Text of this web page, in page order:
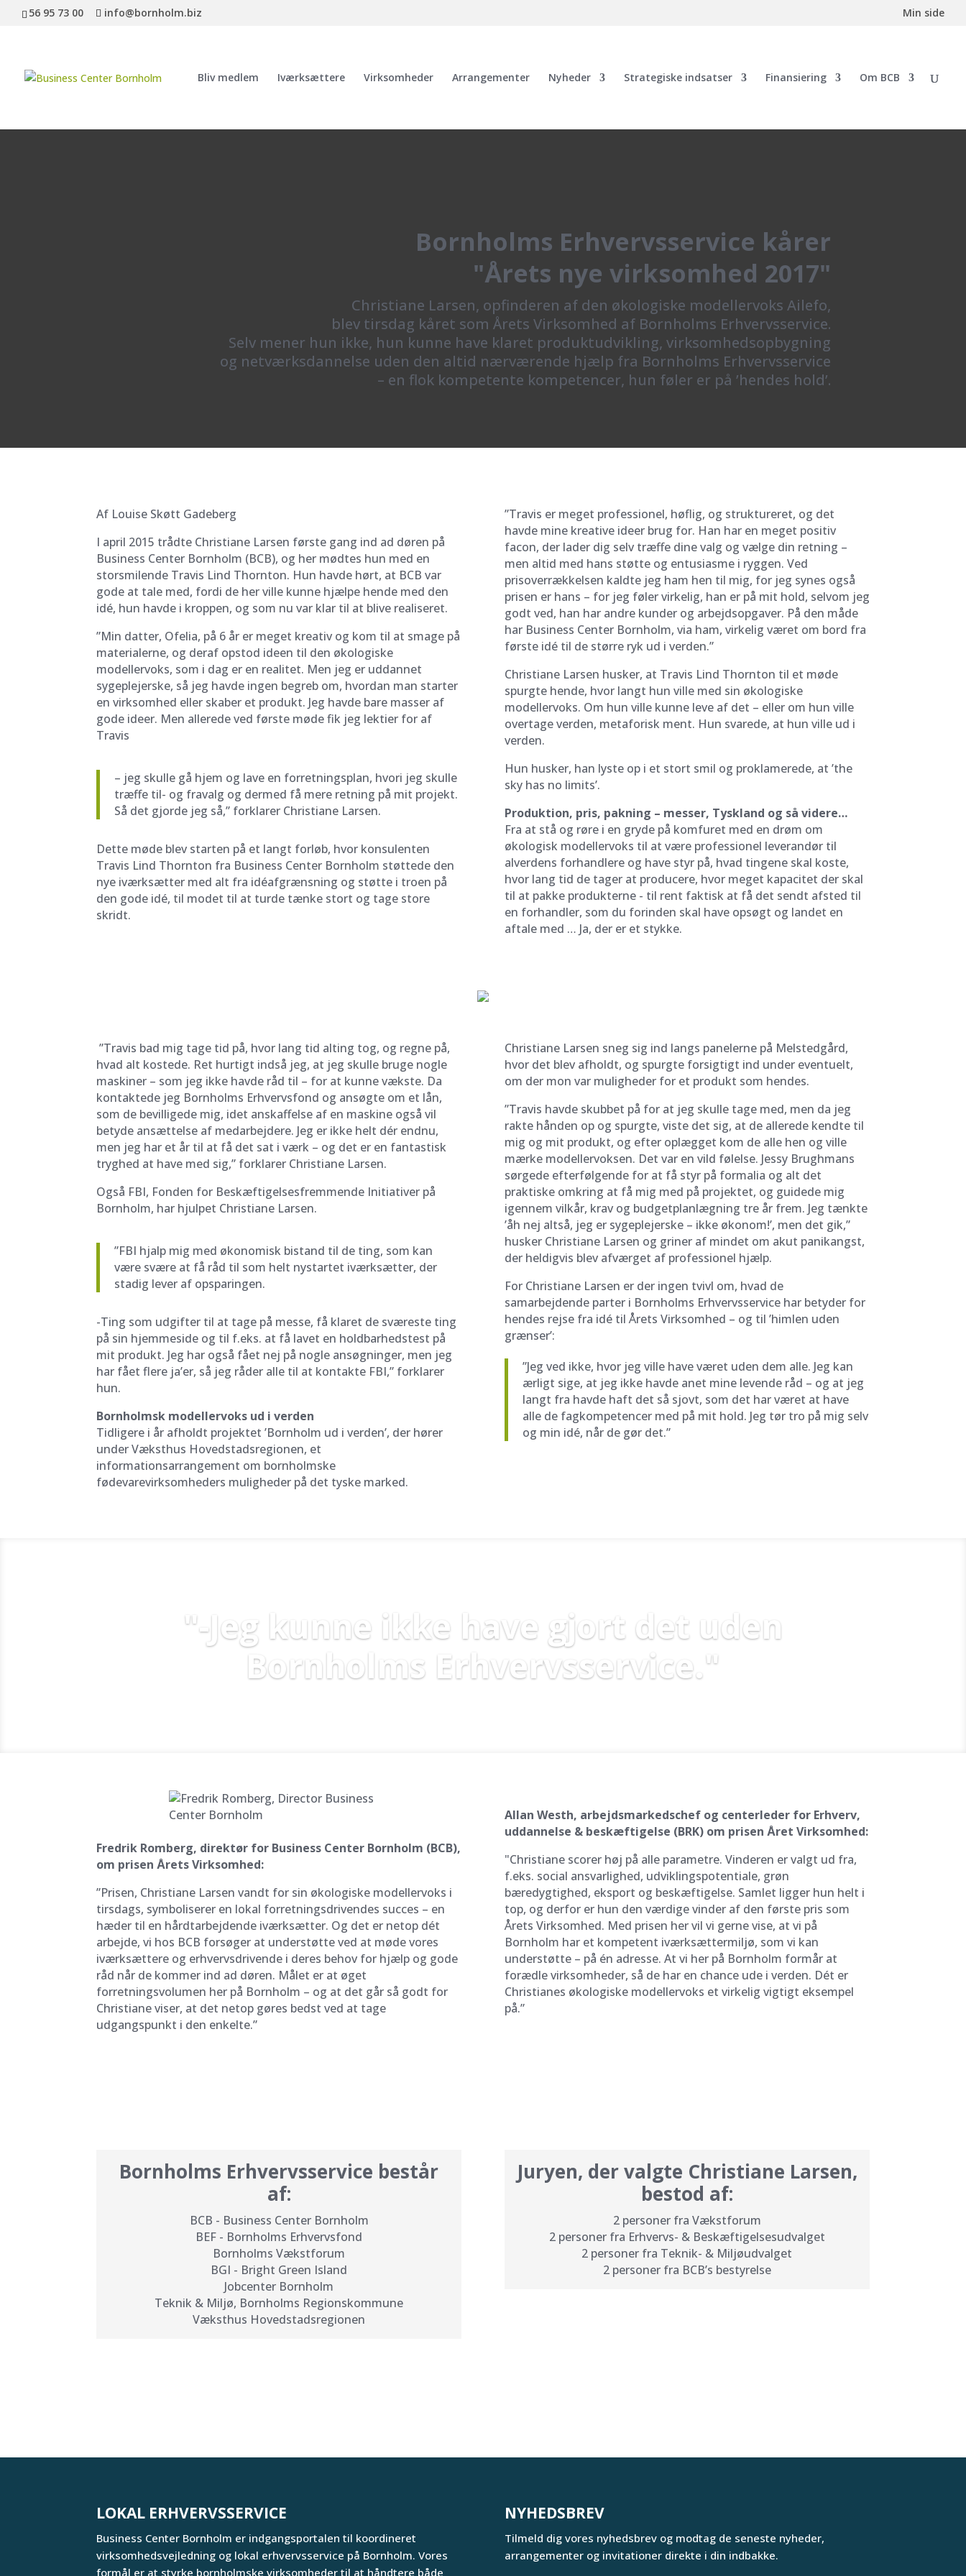
56 95 73 00 info@bornholm.biz Min side
Bliv medlem Iværksættere Virksomheder Arrangementer Nyheder Strategiske indsatser Finansiering Om BCB
Bornholms Erhvervsservice kårer
"Årets nye virksomhed 2017"
Christiane Larsen, opfinderen af den økologiske modellervoks Ailefo,
blev tirsdag kåret som Årets Virksomhed af Bornholms Erhvervsservice.
Selv mener hun ikke, hun kunne have klaret produktudvikling, virksomhedsopbygning
og netværksdannelse uden den altid nærværende hjælp fra Bornholms Erhvervsservice
– en flok kompetente kompetencer, hun føler er på ’hendes hold’.
Af Louise Skøtt Gadeberg
I april 2015 trådte Christiane Larsen første gang ind ad døren på
Business Center Bornholm (BCB), og her mødtes hun med en
storsmilende Travis Lind Thornton. Hun havde hørt, at BCB var
gode at tale med, fordi de her ville kunne hjælpe hende med den
idé, hun havde i kroppen, og som nu var klar til at blive realiseret.
”Min datter, Ofelia, på 6 år er meget kreativ og kom til at smage på
materialerne, og deraf opstod ideen til den økologiske
modellervoks, som i dag er en realitet. Men jeg er uddannet
sygeplejerske, så jeg havde ingen begreb om, hvordan man starter
en virksomhed eller skaber et produkt. Jeg havde bare masser af
gode ideer. Men allerede ved første møde fik jeg lektier for af
Travis
– jeg skulle gå hjem og lave en forretningsplan, hvori jeg skulle
træffe til- og fravalg og dermed få mere retning på mit projekt.
Så det gjorde jeg så,” forklarer Christiane Larsen.
Dette møde blev starten på et langt forløb, hvor konsulenten
Travis Lind Thornton fra Business Center Bornholm støttede den
nye iværksætter med alt fra idéafgrænsning og støtte i troen på
den gode idé, til modet til at turde tænke stort og tage store
skridt.
”Travis er meget professionel, høflig, og struktureret, og det
havde mine kreative ideer brug for. Han har en meget positiv
facon, der lader dig selv træffe dine valg og vælge din retning –
men altid med hans støtte og entusiasme i ryggen. Ved
prisoverrækkelsen kaldte jeg ham hen til mig, for jeg synes også
prisen er hans – for jeg føler virkelig, han er på mit hold, selvom jeg
godt ved, han har andre kunder og arbejdsopgaver. På den måde
har Business Center Bornholm, via ham, virkelig været om bord fra
første idé til de større ryk ud i verden.”
Christiane Larsen husker, at Travis Lind Thornton til et møde
spurgte hende, hvor langt hun ville med sin økologiske
modellervoks. Om hun ville kunne leve af det – eller om hun ville
overtage verden, metaforisk ment. Hun svarede, at hun ville ud i
verden.
Hun husker, han lyste op i et stort smil og proklamerede, at ’the
sky has no limits’.
Produktion, pris, pakning – messer, Tyskland og så videre…
Fra at stå og røre i en gryde på komfuret med en drøm om
økologisk modellervoks til at være professionel leverandør til
alverdens forhandlere og have styr på, hvad tingene skal koste,
hvor lang tid de tager at producere, hvor meget kapacitet der skal
til at pakke produkterne - til rent faktisk at få det sendt afsted til
en forhandler, som du forinden skal have opsøgt og landet en
aftale med … Ja, der er et stykke.
”Travis bad mig tage tid på, hvor lang tid alting tog, og regne på,
hvad alt kostede. Ret hurtigt indså jeg, at jeg skulle bruge nogle
maskiner – som jeg ikke havde råd til – for at kunne vækste. Da
kontaktede jeg Bornholms Erhvervsfond og ansøgte om et lån,
som de bevilligede mig, idet anskaffelse af en maskine også vil
betyde ansættelse af medarbejdere. Jeg er ikke helt dér endnu,
men jeg har et år til at få det sat i værk – og det er en fantastisk
tryghed at have med sig,” forklarer Christiane Larsen.
Også FBI, Fonden for Beskæftigelsesfremmende Initiativer på
Bornholm, har hjulpet Christiane Larsen.
”FBI hjalp mig med økonomisk bistand til de ting, som kan
være svære at få råd til som helt nystartet iværksætter, der
stadig lever af opsparingen.
-Ting som udgifter til at tage på messe, få klaret de sværeste ting
på sin hjemmeside og til f.eks. at få lavet en holdbarhedstest på
mit produkt. Jeg har også fået nej på nogle ansøgninger, men jeg
har fået flere ja’er, så jeg råder alle til at kontakte FBI,” forklarer
hun.
Bornholmsk modellervoks ud i verden
Tidligere i år afholdt projektet ’Bornholm ud i verden’, der hører
under Væksthus Hovedstadsregionen, et
informationsarrangement om bornholmske
fødevarevirksomheders muligheder på det tyske marked.
Christiane Larsen sneg sig ind langs panelerne på Melstedgård,
hvor det blev afholdt, og spurgte forsigtigt ind under eventuelt,
om der mon var muligheder for et produkt som hendes.
”Travis havde skubbet på for at jeg skulle tage med, men da jeg
rakte hånden op og spurgte, viste det sig, at de allerede kendte til
mig og mit produkt, og efter oplægget kom de alle hen og ville
mærke modellervoksen. Det var en vild følelse. Jessy Brughmans
sørgede efterfølgende for at få styr på formalia og alt det
praktiske omkring at få mig med på projektet, og guidede mig
igennem vilkår, krav og budgetplanlægning tre år frem. Jeg tænkte
’åh nej altså, jeg er sygeplejerske – ikke økonom!’, men det gik,”
husker Christiane Larsen og griner af mindet om akut panikangst,
der heldigvis blev afværget af professionel hjælp.
For Christiane Larsen er der ingen tvivl om, hvad de
samarbejdende parter i Bornholms Erhvervsservice har betyder for
hendes rejse fra idé til Årets Virksomhed – og til ’himlen uden
grænser’:
”Jeg ved ikke, hvor jeg ville have været uden dem alle. Jeg kan
ærligt sige, at jeg ikke havde anet mine levende råd – og at jeg
langt fra havde haft det så sjovt, som det har været at have
alle de fagkompetencer med på mit hold. Jeg tør tro på mig selv
og min idé, når de gør det.”
"-Jeg kunne ikke have gjort det uden
Bornholms Erhvervsservice."
Fredrik Romberg, direktør for Business Center Bornholm (BCB),
om prisen Årets Virksomhed:
”Prisen, Christiane Larsen vandt for sin økologiske modellervoks i
tirsdags, symboliserer en lokal forretningsdrivendes succes – en
hæder til en hårdtarbejdende iværksætter. Og det er netop dét
arbejde, vi hos BCB forsøger at understøtte ved at møde vores
iværksættere og erhvervsdrivende i deres behov for hjælp og gode
råd når de kommer ind ad døren. Målet er at øget
forretningsvolumen her på Bornholm – og at det går så godt for
Christiane viser, at det netop gøres bedst ved at tage
udgangspunkt i den enkelte.”
Allan Westh, arbejdsmarkedschef og centerleder for Erhverv,
uddannelse & beskæftigelse (BRK) om prisen Året Virksomhed:
"Christiane scorer høj på alle parametre. Vinderen er valgt ud fra,
f.eks. social ansvarlighed, udviklingspotentiale, grøn
bæredygtighed, eksport og beskæftigelse. Samlet ligger hun helt i
top, og derfor er hun den værdige vinder af den første pris som
Årets Virksomhed. Med prisen her vil vi gerne vise, at vi på
Bornholm har et kompetent iværksættermiljø, som vi kan
understøtte – på én adresse. At vi her på Bornholm formår at
forædle virksomheder, så de har en chance ude i verden. Dét er
Christianes økologiske modellervoks et virkelig vigtigt eksempel
på.”
Bornholms Erhvervsservice består
af:
BCB - Business Center Bornholm
BEF - Bornholms Erhvervsfond
Bornholms Vækstforum
BGI - Bright Green Island
Jobcenter Bornholm
Teknik & Miljø, Bornholms Regionskommune
Væksthus Hovedstadsregionen
Juryen, der valgte Christiane Larsen,
bestod af:
2 personer fra Vækstforum
2 personer fra Erhvervs- & Beskæftigelsesudvalget
2 personer fra Teknik- & Miljøudvalget
2 personer fra BCB’s bestyrelse
LOKAL ERHVERVSSERVICE
Business Center Bornholm er indgangsportalen til koordineret
virksomhedsvejledning og lokal erhvervsservice på Bornholm. Vores
formål er at styrke bornholmske virksomheder til at håndtere både
NYHEDSBREV
Tilmeld dig vores nyhedsbrev og modtag de seneste nyheder,
arrangementer og invitationer direkte i din indbakke.